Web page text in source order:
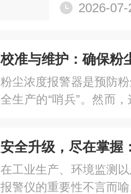
2026-07-
粉尘浓度报警器是预防
全生产的“哨兵”。然而
护。忽视这一环节，报
为无效的摆设，甚至...
在工业生产、环境监测
报警仪的重要性不言而